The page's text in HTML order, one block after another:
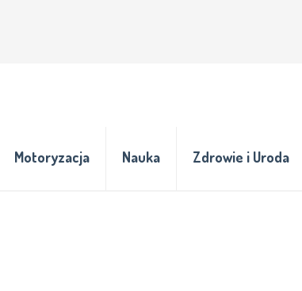
Motoryzacja Nauka Zdrowie i Uroda